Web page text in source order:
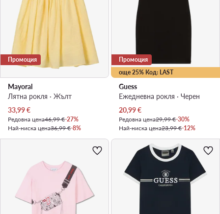
Промоция
Mayoral
Лятна рокля · Жълт
Актуална цена
33,99€
Редовна цена46,99 €-27%
Най-ниска цена36,99 €-8%
още 25% Код: LAST
Промоция
Guess
Ежедневна рокля · Черен
Актуална цена
20,99€
Редовна цена29,99 €-30%
Най-ниска цена23,99 €-12%